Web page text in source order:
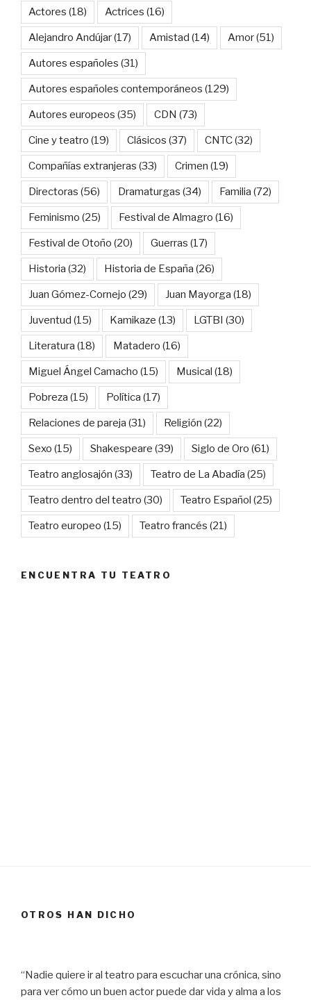
Actores (18) Actrices (16)
Alejandro Andújar(17) Amistad (14) Amor(51)
Autores españoles (31)
Autores españoles contemporáneos (129)
Autores europeos (35) CDN (73)
Cine y teatro (19) Clásicos (37) CNTC(32)
Compañías extranjeras (33) Crimen (19)
Directoras (56) Dramaturgas (34) Familia (72)
Feminismo (25) Festival de Almagro (16)
Festival de Otoño (20) Guerras (17)
Historia (32) Historia de España (26)
Juan Gómez-Cornejo (29) Juan Mayorga (18)
Juventud (15) Kamikaze (13) LGTBI (30)
Literatura (18) Matadero (16)
Miguel Ángel Camacho (15) Musical (18)
Pobreza (15) Política (17)
Relaciones de pareja (31) Religión (22)
Sexo (15) Shakespeare (39) Siglo de Oro (61)
Teatro anglosajón (33) Teatro de La Abadía (25)
Teatro dentro del teatro (30) Teatro Español (25)
Teatro europeo (15) Teatro francés (21)
ENCUENTRA TU TEATRO
OTROS HAN DICHO
“Nadie quiere ir al teatro para escuchar una crónica, sino
para ver cómo un buen actor puede dar vida y alma a los